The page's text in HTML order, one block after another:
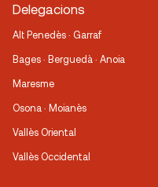
Delegacions
Alt Penedès · Garraf
Bages · Berguedà · Anoia
Maresme
Osona · Moianès
Vallès Oriental
Vallès Occidental